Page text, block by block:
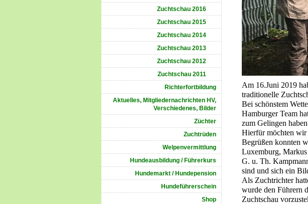
Am 16.Juni 2019
traditionelle
Bei schönstem
Hamburger Team
zum Gelingen
Hierfür möchten wir
Begrüßen konnten
Luxemburg,
G. u. Th.
sind und sich ein
Als Zuchtrichter
wurde den Führern
Zuchtschau
Zuchtschau 2016
Zuchtschau 2015
Zuchtschau 2014
Zuchtschau 2013
Zuchtschau 2012
Zuchtschau 2011
Richterfortbildung
Aktuelles, Mitgliedernachrichten HV,
Verschiedenes, Bilder
Züchter
Zuchtrüden
Welpenvermittlung
Hundeausbildung / Führerkurs
Hundemarkt / Hundepension
Hundeführerschein
Shop